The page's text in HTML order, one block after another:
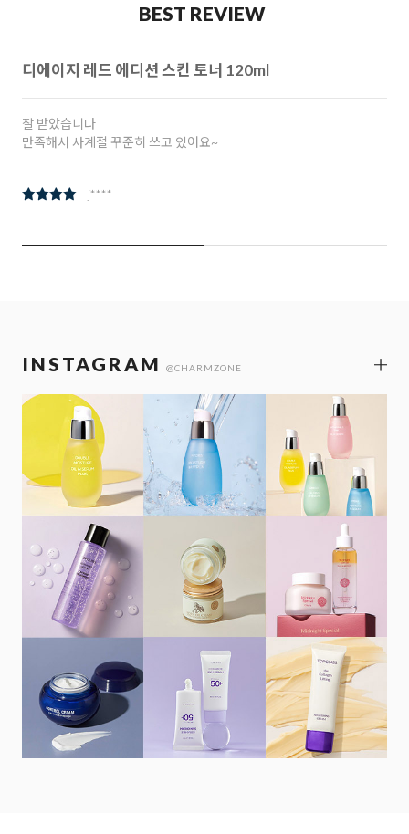
BEST REVIEW
참인셀 리추얼 아이크림 30ml
참존 참인셀 리추얼 아이크림 여러번 주문 구입해서 사용중입니다. 좋
아요
k***********
INSTAGRAM @CHARMZONE